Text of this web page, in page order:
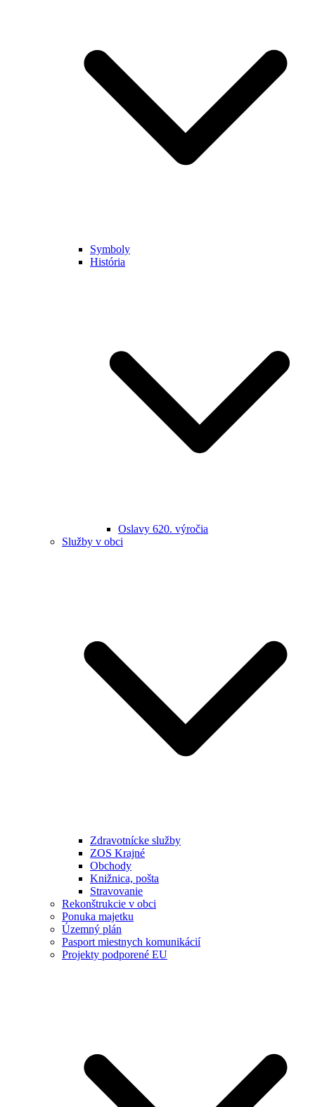
Symboly
História
Oslavy 620. výročia
Služby v obci
Zdravotnícke služby
ZOS Krajné
Obchody
Knižnica, pošta
Stravovanie
Rekonštrukcie v obci
Ponuka majetku
Územný plán
Pasport miestnych komunikácií
Projekty podporené EU